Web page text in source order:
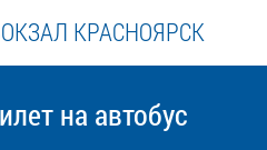
КРАСНОЯРСК
на автобус